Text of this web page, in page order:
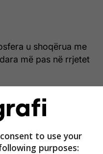
u shoqërua me
më pas në rrjetet
to use your
purposes: